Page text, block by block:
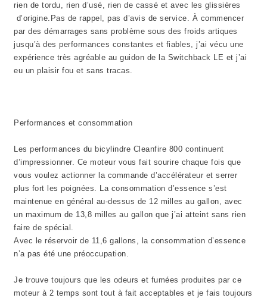
rien de tordu, rien d’usé, rien de cassé et avec les glissières
d’origine.Pas de rappel, pas d’avis de service. À commencer
par des démarrages sans problème sous des froids artiques
jusqu’à des performances constantes et fiables, j’ai vécu une
expérience très agréable au guidon de la Switchback LE et j’ai
eu un plaisir fou et sans tracas.
Performances et consommation
Les performances du bicylindre Cleanfire 800 continuent
d’impressionner. Ce moteur vous fait sourire chaque fois que
vous voulez actionner la commande d’accélérateur et serrer
plus fort les poignées. La consommation d’essence s’est
maintenue en général au-dessus de 12 milles au gallon, avec
un maximum de 13,8 milles au gallon que j’ai atteint sans rien
faire de spécial.
Avec le réservoir de 11,6 gallons, la consommation d’essence
n’a pas été une préoccupation.
Je trouve toujours que les odeurs et fumées produites par ce
moteur à 2 temps sont tout à fait acceptables et je fais toujours